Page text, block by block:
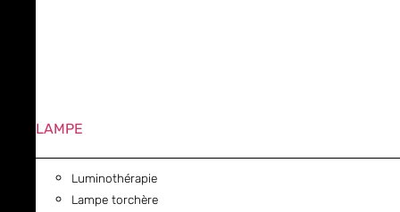
LAMPE
Luminothérapie
Lampe torchère